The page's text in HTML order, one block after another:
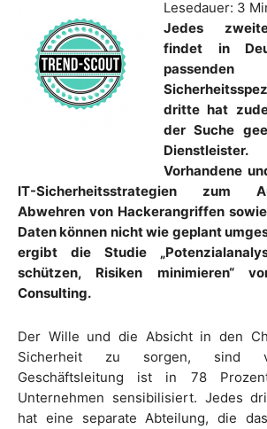
Lesedauer: 3
Jedes
findet in
dritte hat
der Suche
Vorhandene
IT-Sicherheitsstrategien zum
Abwehren von Hackerangriffen
Daten können nicht wie geplant
ergibt die Studie
schützen, Risiken minimieren“
Consulting.
Der Wille und die Absicht in den
Sicherheit zu sorgen, sind
Geschäftsleitung ist in 78
Unternehmen sensibilisiert. Jedes
hat eine separate Abteilung, die